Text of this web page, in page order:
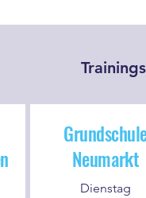
Neumarkt
Dienstag